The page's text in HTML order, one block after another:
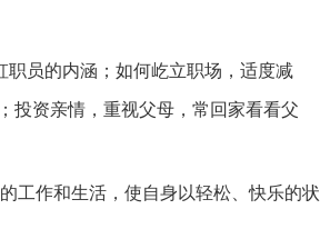
员的内涵；如何屹立职场，适度减
投资亲情，重视父母，常回家看看父
工作和生活，使自身以轻松、快乐的状